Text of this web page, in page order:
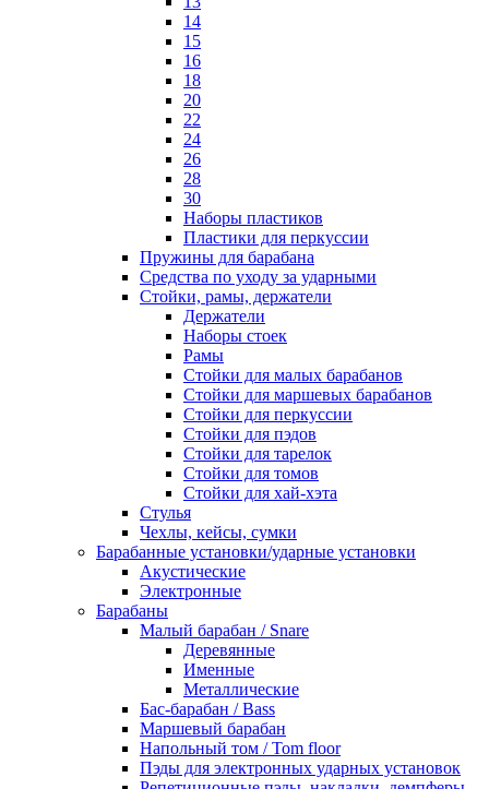
14
15
16
18
20
22
24
26
28
30
Наборы пластиков
Пластики для перкуссии
Пружины для барабана
Средства по уходу за ударными
Стойки, рамы, держатели
Держатели
Наборы стоек
Рамы
Стойки для малых барабанов
Стойки для маршевых барабанов
Стойки для перкуссии
Стойки для пэдов
Стойки для тарелок
Стойки для томов
Стойки для хай-хэта
Стулья
Чехлы, кейсы, сумки
Барабанные установки/ударные установки
Акустические
Электронные
Барабаны
Mалый барабан / Snare
Деревянные
Именные
Металлические
Бас-барабан / Bass
Маршевый барабан
Напольный том / Tom floor
Пэды для электронных ударных установок